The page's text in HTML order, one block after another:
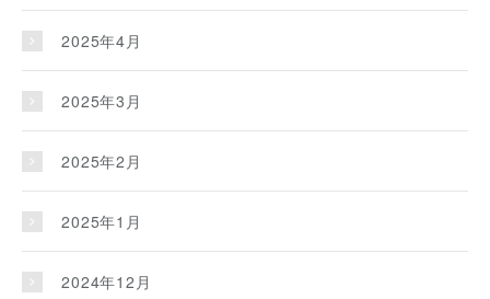
2025年4月
2025年3月
2025年2月
2025年1月
2024年12月